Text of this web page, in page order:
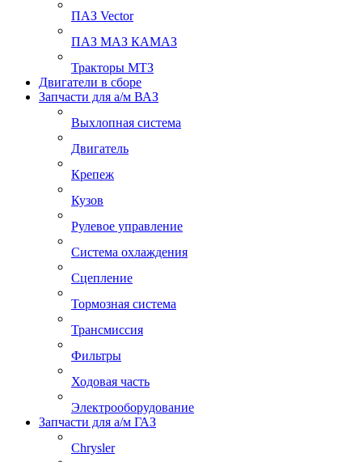
ПАЗ Vector
ПАЗ МАЗ КАМАЗ
Тракторы МТЗ
Двигатели в сборе
Запчасти для а/м ВАЗ
Выхлопная система
Двигатель
Крепеж
Кузов
Рулевое управление
Система охлаждения
Сцепление
Тормозная система
Трансмиссия
Фильтры
Ходовая часть
Электрооборудование
Запчасти для а/м ГАЗ
Chrysler